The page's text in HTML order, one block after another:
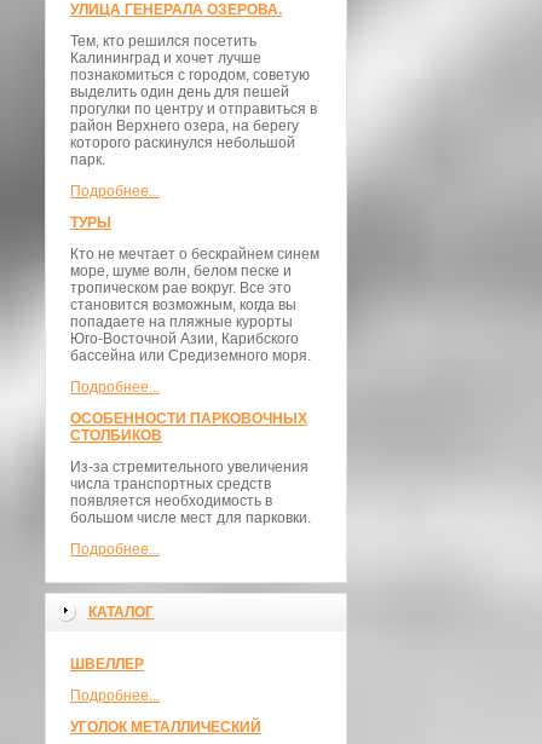
УЛИЦА ГЕНЕРАЛА ОЗЕРОВА.
Тем, кто решился посетить
Калининград и хочет лучше
познакомиться с городом, советую
выделить один день для пешей
прогулки по центру и отправиться в
район Верхнего озера, на берегу
которого раскинулся небольшой
парк.
Подробнее...
ТУРЫ
Кто не мечтает о бескрайнем синем
море, шуме волн, белом песке и
тропическом рае вокруг. Все это
становится возможным, когда вы
попадаете на пляжные курорты
Юго-Восточной Азии, Карибского
бассейна или Средиземного моря.
Подробнее...
ОСОБЕННОСТИ ПАРКОВОЧНЫХ
СТОЛБИКОВ
Из-за стремительного увеличения
числа транспортных средств
появляется необходимость в
большом числе мест для парковки.
Подробнее...
КАТАЛОГ
ШВЕЛЛЕР
Подробнее...
УГОЛОК МЕТАЛЛИЧЕСКИЙ